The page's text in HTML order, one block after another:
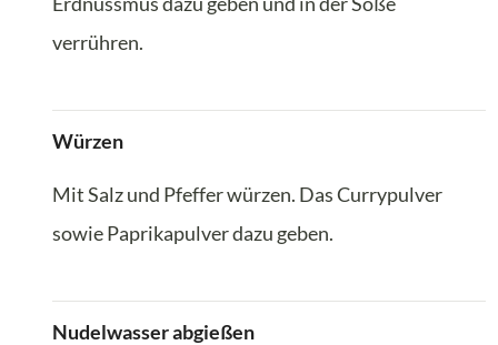
verrühren.
Würzen
Mit Salz und Pfeffer würzen. Das Currypulver
sowie Paprikapulver dazu geben.
Nudelwasser abgießen